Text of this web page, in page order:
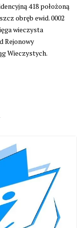
418 położoną
obręb ewid. 0002
wieczysta
Rejonowy
Wieczystych.